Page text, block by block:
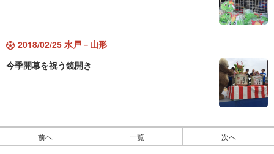
2018/02/25 水戸－山形
今季開幕を祝う鏡開き
前へ 一覧 次へ